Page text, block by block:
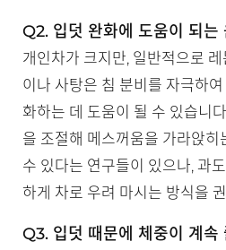
Q2. 입덧 완화에 도움이 되는
개인차가 크지만, 일반적으로 레
이나 사탕은 침 분비를 자극하
화하는 데 도움이 될 수 있습니
을 조절해 메스꺼움을 가라앉히
수 있다는 연구들이 있으나, 과
하게 차로 우려 마시는 방식을
Q3. 입덧 때문에 체중이 계속